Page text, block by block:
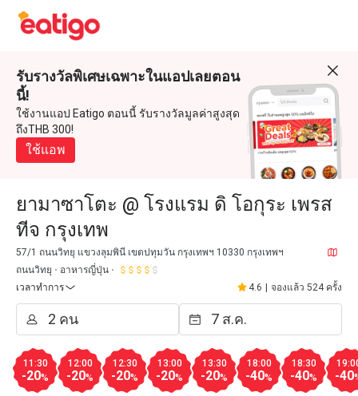
รับรางวัลพิเศษเฉพาะในแอปเลยตอน
นี้!
ใช้งานแอป Eatigo ตอนนี้ รับรางวัลมูลค่าสูงสุด
ถึงTHB 300!
ใช้แอพ
ยามาซาโตะ @ โรงแรม ดิ โอกุระ เพรส
ทีจ กรุงเทพ
57/1 ถนนวิทยุ แขวงลุมพินี เขตปทุมวัน กรุงเทพฯ 10330 กรุงเทพฯ
ถนนวิทยุ
อาหารญี่ปุ่น
เวลาทำการ
4.6 จองแล้ว 524 ครั้ง
11:30
-20%
12:00
-20%
12:30
-20%
13:00
-20%
13:30
-20%
18:00
-40%
18:30
-40% -40